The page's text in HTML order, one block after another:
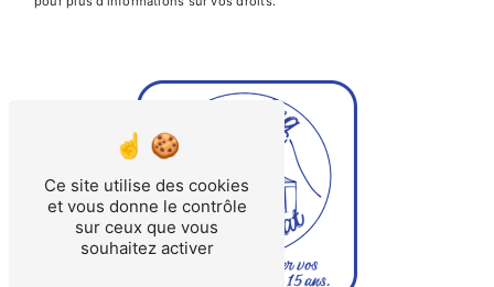
Ce site utilise des cookies
et vous donne le contrôle
sur ceux que vous
souhaitez activer